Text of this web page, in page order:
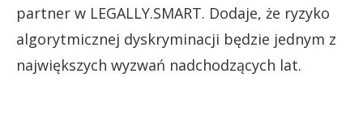
partner w LEGALLY.SMART. Dodaje, że ryzyko
algorytmicznej dyskryminacji będzie jednym z
największych wyzwań nadchodzących lat.